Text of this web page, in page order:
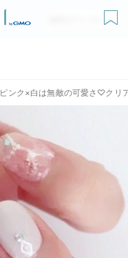
無料ダウンロード
ピンク×白は無敵の可愛さ♡クリ